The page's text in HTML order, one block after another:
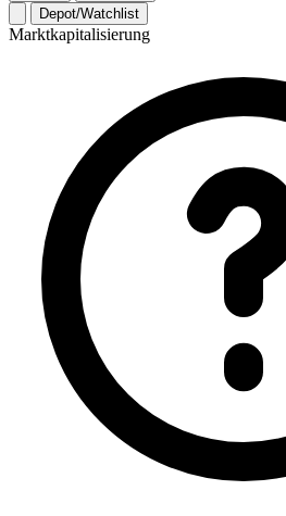
Depot/Watchlist
Marktkapitalisierung